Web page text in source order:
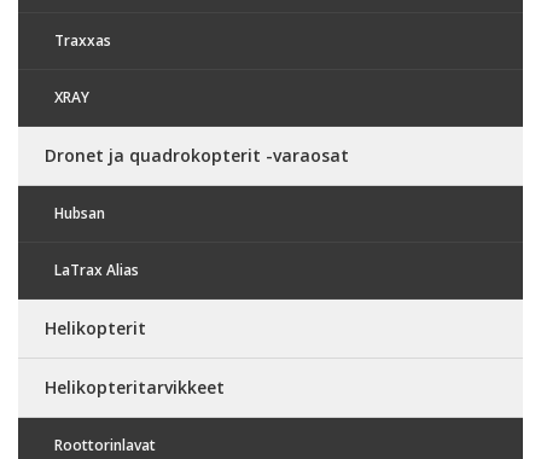
Traxxas
XRAY
Dronet ja quadrokopterit -varaosat
Hubsan
LaTrax Alias
Helikopterit
Helikopteritarvikkeet
Roottorinlavat